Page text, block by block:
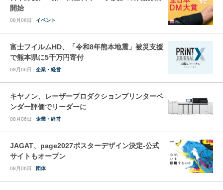
開始
08月06日 イベント
富士フイルムHD、「令和8年熊本地震」被災支援
で熊本県に5千万円寄付
08月06日 企業・経営
キヤノン、レーザープロダクションプリンターベ
ンダー評価でリーダーに
08月06日 企業・経営
JAGAT、page2027ポスターデザイン決定-公式
サイトもオープン
08月06日 団体